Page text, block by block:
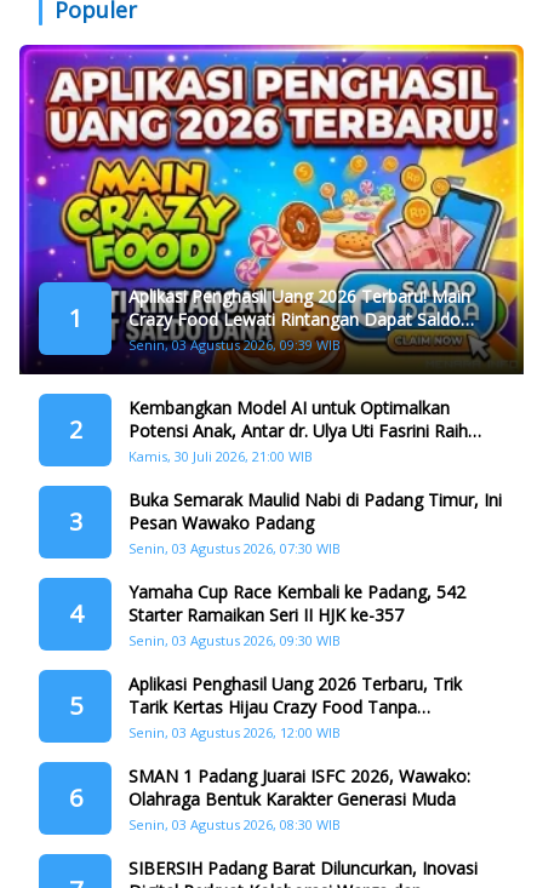
Populer
1
Aplikasi Penghasil Uang 2026 Terbaru! Main
Crazy Food Lewati Rintangan Dapat Saldo
Dana
Senin, 03 Agustus 2026, 09:39 WIB
2
Kembangkan Model AI untuk Optimalkan
Potensi Anak, Antar dr. Ulya Uti Fasrini Raih
Gelar Doktor
Kamis, 30 Juli 2026, 21:00 WIB
3
Buka Semarak Maulid Nabi di Padang Timur, Ini
Pesan Wawako Padang
Senin, 03 Agustus 2026, 07:30 WIB
4
Yamaha Cup Race Kembali ke Padang, 542
Starter Ramaikan Seri II HJK ke-357
Senin, 03 Agustus 2026, 09:30 WIB
5
Aplikasi Penghasil Uang 2026 Terbaru, Trik
Tarik Kertas Hijau Crazy Food Tanpa
Penggandaan
Senin, 03 Agustus 2026, 12:00 WIB
6
SMAN 1 Padang Juarai ISFC 2026, Wawako:
Olahraga Bentuk Karakter Generasi Muda
Senin, 03 Agustus 2026, 08:30 WIB
SIBERSIH Padang Barat Diluncurkan, Inovasi